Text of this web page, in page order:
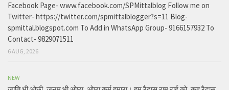
Facebook Page- www.facebook.com/SPMittalblog Follow me on
Twitter- https://twitter.com/spmittalblogger?s=11 Blog-
spmittal.blogspot.com To Add in WhatsApp Group- 9166157932 To
Contact- 9829071511
6 AUG, 2026
NEW